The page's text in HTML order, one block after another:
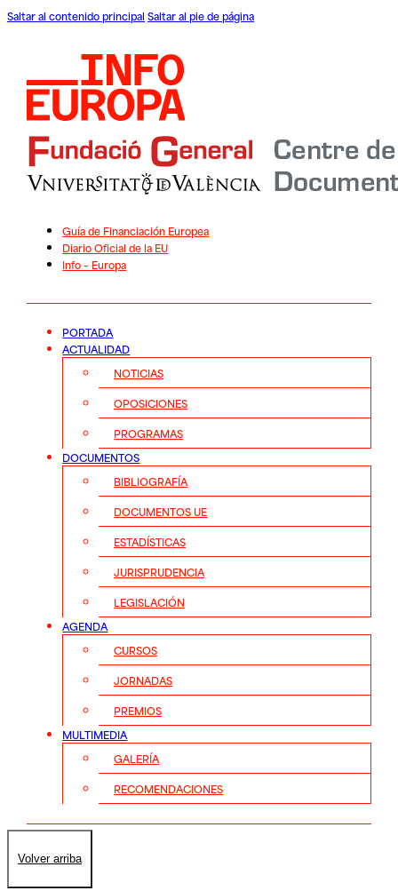
Saltar al contenido principal Saltar al pie de página
Guía de Financiación Europea
Diario Oficial de la EU
Info – Europa
PORTADA
ACTUALIDAD
NOTICIAS
OPOSICIONES
PROGRAMAS
DOCUMENTOS
BIBLIOGRAFÍA
DOCUMENTOS UE
ESTADÍSTICAS
JURISPRUDENCIA
LEGISLACIÓN
AGENDA
CURSOS
JORNADAS
PREMIOS
MULTIMEDIA
GALERÍA
RECOMENDACIONES
Volver arriba